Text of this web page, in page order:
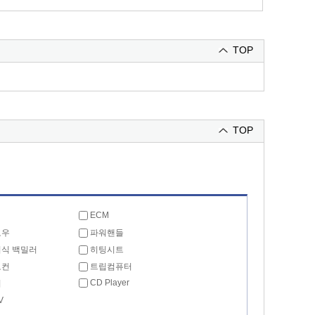
TOP
TOP
ECM
파워핸들
백밀러
히팅시트
트립컴퓨터
CD Player